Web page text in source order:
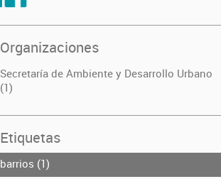
Organizaciones
Secretaría de Ambiente y Desarrollo Urbano
(1)
Etiquetas
barrios (1)